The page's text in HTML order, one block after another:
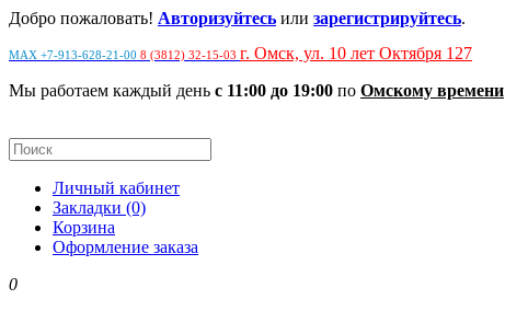
Добро пожаловать! Авторизуйтесь или зарегистрируйтесь.
MAX +7-913-628-21-00 8 (3812) 32-15-03 г. Омск, ул. 10 лет Октября 127
Мы работаем каждый день с 11:00 до 19:00 по Омскому времени
Личный кабинет
Закладки (0)
Корзина
Оформление заказа
0